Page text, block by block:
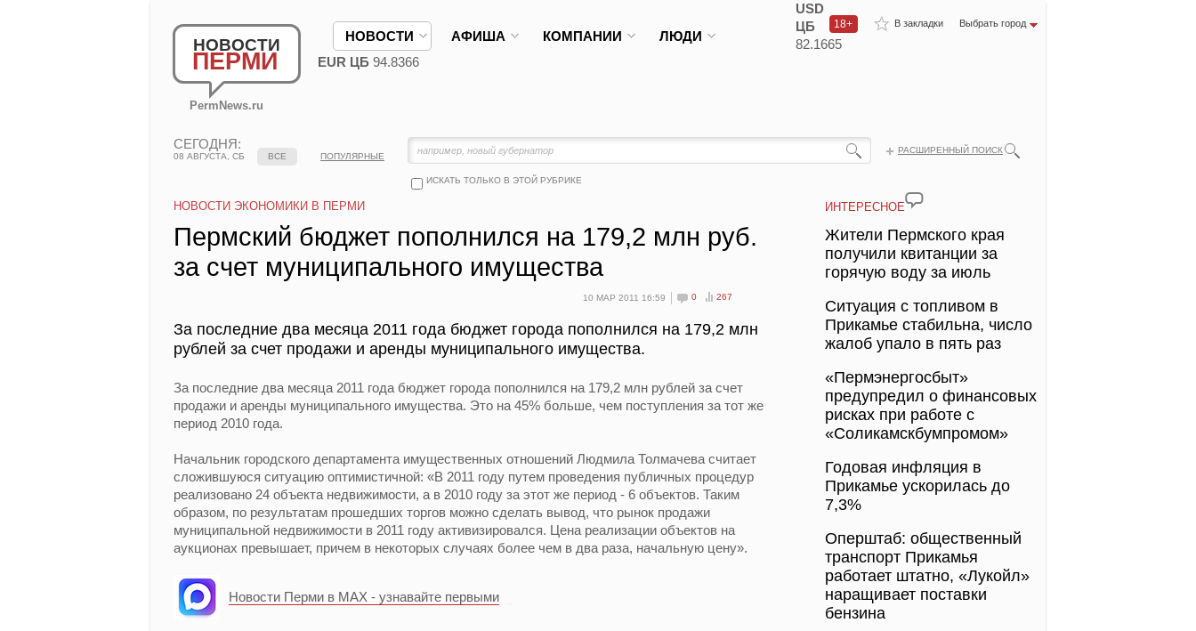
НОВОСТИ
ПЕРМИ
PermNews.ru
В закладки Выбрать город
18+
НОВОСТИ АФИША КОМПАНИИ ЛЮДИ
USD
ЦБ
82.1665
EUR ЦБ 94.8366
СЕГОДНЯ:
08 АВГУСТА, СБ
РАСШИРЕННЫЙ ПОИСК
ИСКАТЬ ТОЛЬКО В ЭТОЙ РУБРИКЕ
ВСЕ ПОПУЛЯРНЫЕ
НОВОСТИ ЭКОНОМИКИ В ПЕРМИ
Пермский бюджет пополнился на 179,2 млн руб.
за счет муниципального имущества
10 МАР 2011 16:59 0 267
За последние два месяца 2011 года бюджет города пополнился на 179,2 млн
рублей за счет продажи и аренды муниципального имущества.
За последние два месяца 2011 года бюджет города пополнился на 179,2 млн рублей за счет
продажи и аренды муниципального имущества. Это на 45% больше, чем поступления за тот же
период 2010 года.
Начальник городского департамента имущественных отношений Людмила Толмачева считает
сложившуюся ситуацию оптимистичной: «В 2011 году путем проведения публичных процедур
реализовано 24 объекта недвижимости, а в 2010 году за этот же период - 6 объектов. Таким
образом, по результатам прошедших торгов можно сделать вывод, что рынок продажи
муниципальной недвижимости в 2011 году активизировался. Цена реализации объектов на
аукционах превышает, причем в некоторых случаях более чем в два раза, начальную цену».
Новости Перми в MAX - узнавайте первыми
ИНТЕРЕСНОЕ
Жители Пермского края
получили квитанции за
горячую воду за июль
Ситуация с топливом в
Прикамье стабильна, число
жалоб упало в пять раз
«Пермэнергосбыт»
предупредил о финансовых
рисках при работе с
«Соликамскбумпромом»
Годовая инфляция в
Прикамье ускорилась до
7,3%
Оперштаб: общественный
транспорт Прикамья
работает штатно, «Лукойл»
наращивает поставки
бензина